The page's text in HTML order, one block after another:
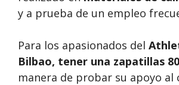
y a prueba de un empleo
Para los apasionados del
Bilbao, tener una zapatillas 80
manera de probar su apoyo al